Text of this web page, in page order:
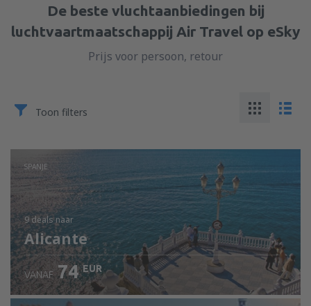
De beste vluchtaanbiedingen bij
luchtvaartmaatschappij Air Travel op eSky
Prijs voor persoon, retour
Toon filters
SPANJE
9 dealsnaar
Alicante
VANAF 74 EUR